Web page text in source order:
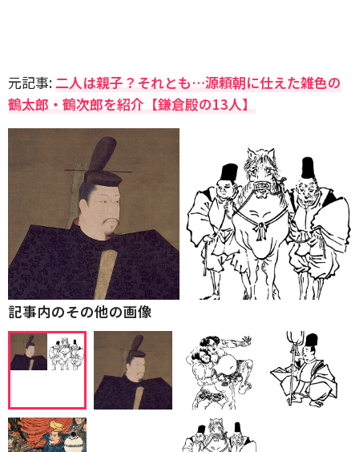
元記事:二人は親子？それとも…源頼朝に仕えた雑色の
鶴太郎・鶴次郎を紹介【鎌倉殿の13人】
記事内のその他の画像